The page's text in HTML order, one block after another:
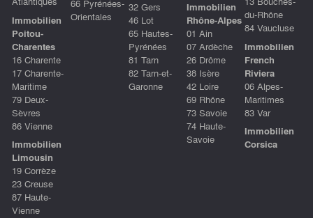
Immobilien
Poitou-
Charentes
16 Charente
17 Charente-
Maritime
79 Deux-
Sèvres
86 Vienne
Immobilien
Limousin
19 Corrèze
23 Creuse
87 Haute-
Vienne
66 Pyrénées-
Orientales
32 Gers
46 Lot
65 Hautes-
Pyrénées
81 Tarn
82 Tarn-et-
Garonne
Immobilien
Rhône-Alpes
01 Ain
07 Ardèche
26 Drôme
38 Isère
42 Loire
69 Rhône
73 Savoie
74 Haute-
Savoie
du-Rhône
84 Vaucluse
Immobilien
French
Riviera
06 Alpes-
Maritimes
83 Var
Immobilien
Corsica